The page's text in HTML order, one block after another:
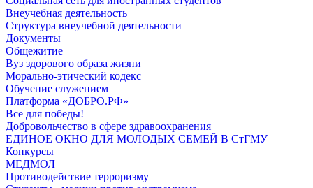
Внеучебная деятельность
Структура внеучебной деятельности
Документы
Общежитие
Вуз здорового образа жизни
Морально-этический кодекс
Обучение служением
Платформа «ДОБРО.РФ»
Все для победы!
Добровольчество в сфере здравоохранения
ЕДИНОЕ ОКНО ДЛЯ МОЛОДЫХ СЕМЕЙ В СтГМУ
Конкурсы
МЕДМОЛ
Противодействие терроризму